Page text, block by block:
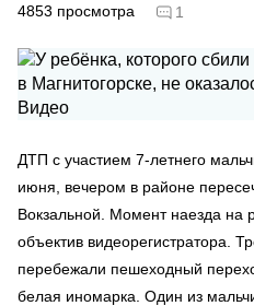
4853 просмотра 1
ДТП с участием 7-летнего
июня, вечером в районе
Вокзальной. Момент наезда на
объектив видеорегистратора.
перебежали пешеходный
белая иномарка. Один из